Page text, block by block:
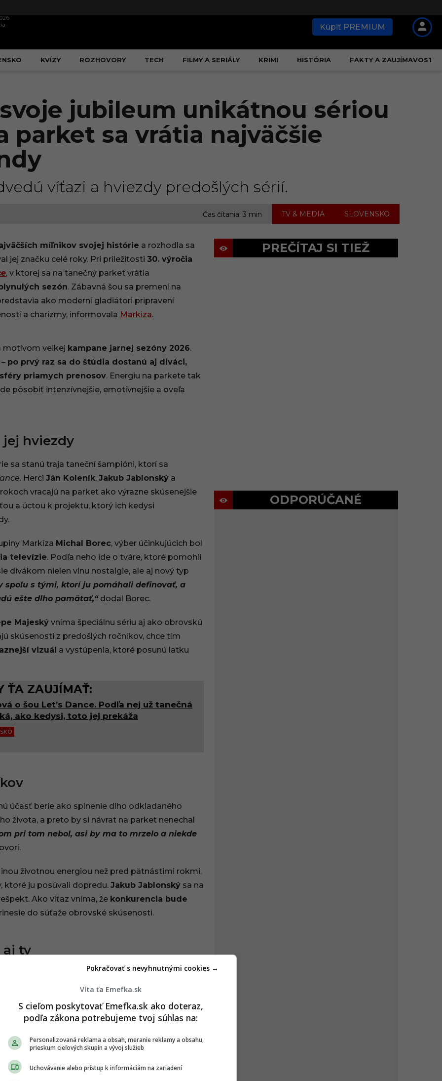
Kúpiť PREMIUM
KVÍZY ROZHOVORY TECH FILMY A SERIÁLY KRIMI HISTÓRIA FAKTY A ZAUJÍMAVOSTI
jubileum unikátnou sériou
parket sa vrátia najväčšie
víťazi a hviezdy predošlých sérií.
Čas čítania: 3 min TV & MEDIA SLOVENSKO
míľnikov svojej histórie a rozhodla sa
jej značku celé roky. Pri príležitosti 30. výročia
, v ktorej sa na tanečný parket vrátia
sezón. Zábavná šou sa premení na
ako moderní gladiátori pripravení
a charizmy, informovala Markiza.
motívom veľkej kampane jarnej sezóny 2026.
po prvý raz sa do štúdia dostanú aj diváci,
priamych prenosov. Energiu na parkete tak
pôsobiť intenzívnejšie, emotívnejšie a oveľa
jej hviezdy
sa stanú traja taneční šampióni, ktorí sa
. Herci Ján Koleník, Jakub Jablonský a
vracajú na parket ako výrazne skúsenejšie
a úctou k projektu, ktorý ich kedysi
Markíza Michal Borec, výber účinkujúcich bol
televízie. Podľa neho ide o tváre, ktoré pomohli
divákom nielen vlnu nostalgie, ale aj nový typ
spolu s tými, ktorí ju pomáhali definovať, a
ešte dlho pamätať,“dodal Borec.
Majeský vníma špeciálnu sériu aj ako obrovskú
skúsenosti z predošlých ročníkov, chce tím
vizuál a vystúpenia, ktoré posunú latku
ŤA ZAUJÍMAŤ:
o šou Let’s Dance. Podľa nej už tanečná
ako kedysi, toto jej prekáža
účasť berie ako splnenie dlho odkladaného
života, a preto by si návrat na parket nenechal
pri tom nebol, asi by ma to mrzelo a niekde
životnou energiou než pred pätnástimi rokmi.
ktoré ju posúvali dopredu. Jakub Jablonský sa na
Ako víťaz vníma, že konkurencia bude
do súťaže obrovské skúsenosti.
aj ty
už teraz miznú zo systému Ticketportal. Sú totižto
darček. Jedenásta sériaLet’s Dance
od šou očakávajú. Veľkolepé produkcie, vrcholné
ktorú dokáže vytvoriť iba živé publikum.
kulisy, technológie a vizuálne efekty. Práve tie
produkcií. Markíza plánuje, aby táto séria
vykročením do budúcnosti.
PREČÍTAJ SI TIEŽ
ODPORÚČANÉ
Víta ťa Emefka.sk
S cieľom poskytovať Emefka.sk ako doteraz,
podľa zákona potrebujeme tvoj súhlas na:
Personalizovaná reklama a obsah, meranie reklamy a obsahu,
prieskum cieľových skupín a vývoj služieb
Uchovávanie alebo prístup k informáciám na zariadení
Pokračovať s nevyhnutnými cookies →